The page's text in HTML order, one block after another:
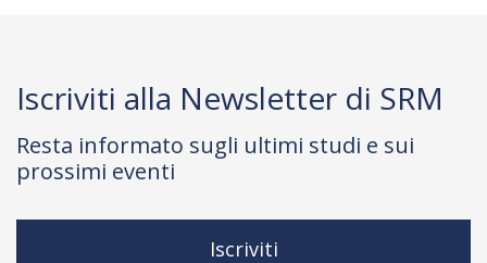
Iscriviti alla Newsletter di SRM
Resta informato sugli ultimi studi e sui
prossimi eventi
Iscriviti